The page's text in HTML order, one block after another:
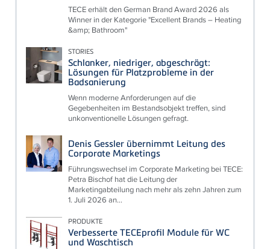
TECE erhält den German Brand Award 2026 als
Winner in der Kategorie "Excellent Brands – Heating
&amp; Bathroom"
STORIES
Schlanker, niedriger, abgeschrägt:
Lösungen für Platzprobleme in der
Badsanierung
Wenn moderne Anforderungen auf die
Gegebenheiten im Bestandsobjekt treffen, sind
unkonventionelle Lösungen gefragt.
Denis Gessler übernimmt Leitung des
Corporate Marketings
Führungswechsel im Corporate Marketing bei TECE:
Petra Bischof hat die Leitung der
Marketingabteilung nach mehr als zehn Jahren zum
1. Juli 2026 an...
PRODUKTE
Verbesserte TECEprofil Module für WC
und Waschtisch